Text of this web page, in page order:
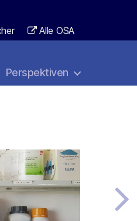
Alle OSA
Perspektiven